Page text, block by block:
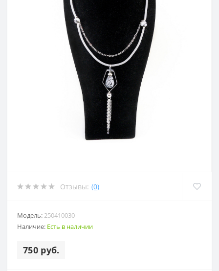
Отзывы: (0)
Модель:250410030
Наличие: Есть в наличии
750 руб.